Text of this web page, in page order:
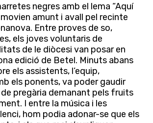
negres amb el lema “Aquí
movien amunt i avall pel recinte
Entre proves de so,
els joves voluntaris de
de le diòcesi van posar en
edició de Betel. Minuts abans
els assistents, l’equip,
els ponents, va poder gaudir
de pregària demanant pels fruits
I entre la música i les
hom podia adonar-se que els